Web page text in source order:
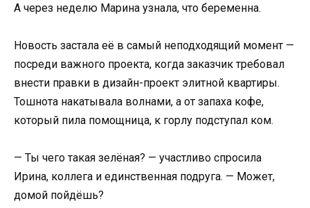
А через неделю Марина узнала, что беременна.
Новость застала её в самый неподходящий момент —
посреди важного проекта, когда заказчик требовал
внести правки в дизайн-проект элитной квартиры.
Тошнота накатывала волнами, а от запаха кофе,
который пила помощница, к горлу подступал ком.
— Ты чего такая зелёная? — участливо спросила
Ирина, коллега и единственная подруга. — Может,
домой пойдёшь?